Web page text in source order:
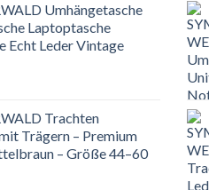
Umhängetasche
Laptoptasche
Echt Leder Vintage
€.
Trachten
Trägern – Premium
– Größe 44–60